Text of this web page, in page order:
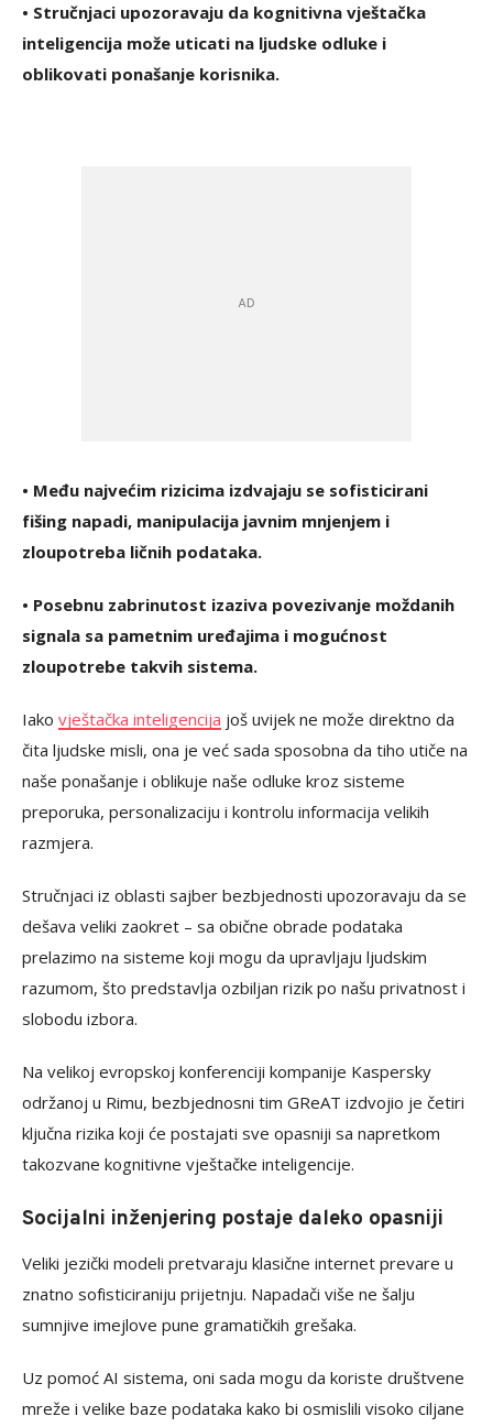
• Stručnjaci upozoravaju da kognitivna vještačka
inteligencija može uticati na ljudske odluke i
oblikovati ponašanje korisnika.
• Među najvećim rizicima izdvajaju se sofisticirani
fišing napadi, manipulacija javnim mnjenjem i
zloupotreba ličnih podataka.
• Posebnu zabrinutost izaziva povezivanje moždanih
signala sa pametnim uređajima i mogućnost
zloupotrebe takvih sistema.
Iako vještačka inteligencija još uvijek ne može direktno da
čita ljudske misli, ona je već sada sposobna da tiho utiče na
naše ponašanje i oblikuje naše odluke kroz sisteme
preporuka, personalizaciju i kontrolu informacija velikih
razmjera.
Stručnjaci iz oblasti sajber bezbjednosti upozoravaju da se
dešava veliki zaokret – sa obične obrade podataka
prelazimo na sisteme koji mogu da upravljaju ljudskim
razumom, što predstavlja ozbiljan rizik po našu privatnost i
slobodu izbora.
Na velikoj evropskoj konferenciji kompanije Kaspersky
održanoj u Rimu, bezbjednosni tim GReAT izdvojio je četiri
ključna rizika koji će postajati sve opasniji sa napretkom
takozvane kognitivne vještačke inteligencije.
Socijalni inženjering postaje daleko opasniji
Veliki jezički modeli pretvaraju klasične internet prevare u
znatno sofisticiraniju prijetnju. Napadači više ne šalju
sumnjive imejlove pune gramatičkih grešaka.
Uz pomoć AI sistema, oni sada mogu da koriste društvene
mreže i velike baze podataka kako bi osmislili visoko ciljane